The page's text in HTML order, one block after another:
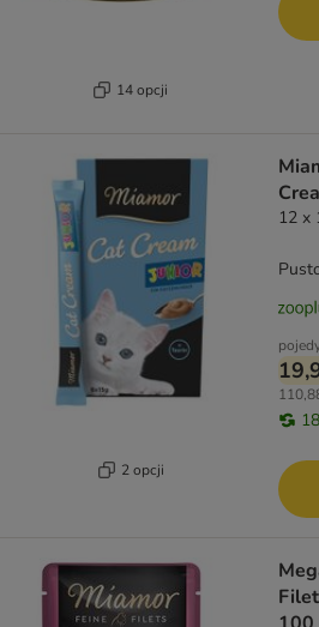
14 opcji
2 opcji
12 x